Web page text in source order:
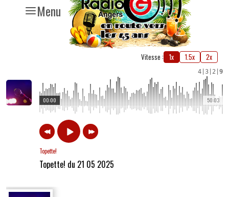
Menu
Vitesse : 1x 1.5x 2x
4 3 2 9
50:03
00:00
Topette!
Topette! du 21 05 2025